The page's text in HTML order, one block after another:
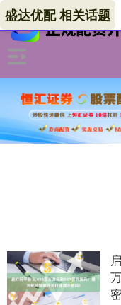
盛达优配 相关话题